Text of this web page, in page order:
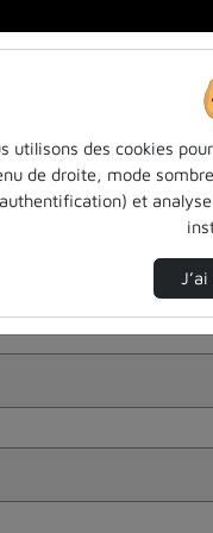
utilisons des cookies
de droite, mode
et